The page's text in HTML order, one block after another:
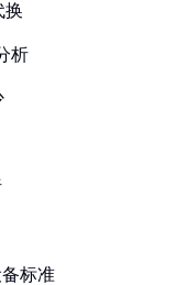
换
析
标准